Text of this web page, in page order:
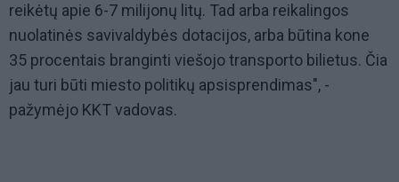
reikėtų apie 6-7 milijonų litų. Tad arba reikalingos
nuolatinės savivaldybės dotacijos, arba būtina kone
35 procentais branginti viešojo transporto bilietus. Čia
jau turi būti miesto politikų apsisprendimas", -
pažymėjo KKT vadovas.